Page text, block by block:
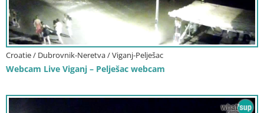
Croatie / Dubrovnik-Neretva / Viganj-Pelješac
Webcam Live Viganj – Pelješac webcam